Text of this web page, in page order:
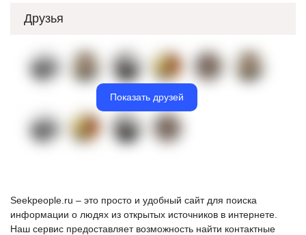
Друзья
Показать друзей
Seekpeople.ru – это просто и удобный сайт для поиска
информации о людях из открытых источников в интернете.
Наш сервис предоставляет возможность найти контактные